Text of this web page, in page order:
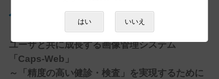
入事例を追加しました。
ユーザと共に成長する画像管理システム
「Caps-Web」
～「精度の高い健診・検査」を実現するために
はい いいえ